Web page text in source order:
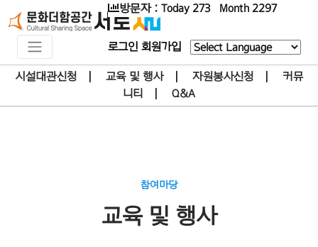
방문자 : Today 273 Month 2297
로그인 회원가입
Powered by
시설대관신청| 교육 및 행사| 자원봉사신청| 커뮤
니티
Q&A
참여마당
교육 및 행사